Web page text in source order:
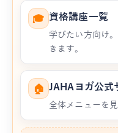
🎓 資格講座一覧
学びたい方向け
きます。
🏠 JAHAヨガ公
全体メニューを